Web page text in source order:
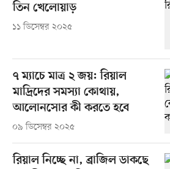
তিন খেলোয়াড়
১১ ডিসেম্বর ২০২৫
৭ ম্যাচে মাত্র ২ জয়: রিয়াল
মাদ্রিদের সমস্যা কোথায়,
আলোনসোর কী করতে হবে
০৯ ডিসেম্বর ২০২৫
রিয়াল নিচ্ছে না, ব্রাজিল ডাকছে